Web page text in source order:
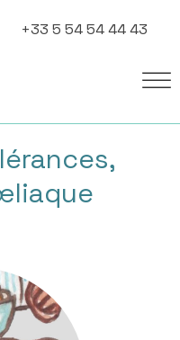
+33 5 54 54 44 43